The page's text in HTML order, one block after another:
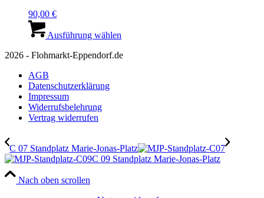
90,00 €
Ausführung wählen
mehrere
gewählt
werden
2026 - Flohmarkt-Eppendorf.de
AGB
Datenschutzerklärung
Impressum
Widerrufsbelehrung
Vertrag widerrufen
C 07 Standplatz Marie-Jonas-Platz
C 09 Standplatz Marie-Jonas-Platz
Nach oben scrollen